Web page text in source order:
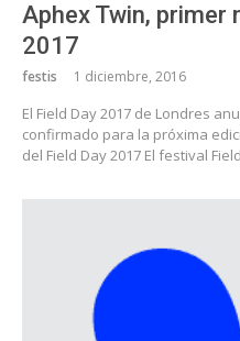
Aphex Twin, primer
2017
festis 1 diciembre, 2016
El Field Day 2017 de Londres
confirmado para la próxima
del Field Day 2017 El festival